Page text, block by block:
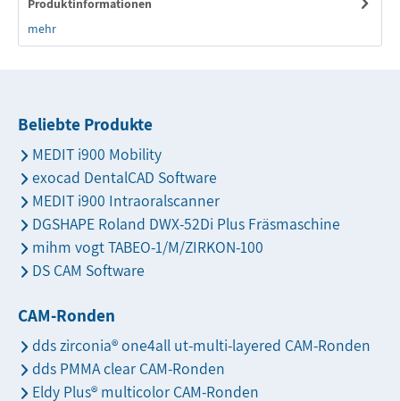
Produktinformationen
mehr
Beliebte Produkte
MEDIT i900 Mobility
exocad DentalCAD Software
MEDIT i900 Intraoralscanner
DGSHAPE Roland DWX-52Di Plus Fräsmaschine
mihm vogt TABEO-1/M/ZIRKON-100
DS CAM Software
CAM-Ronden
dds zirconia® one4all ut-multi-layered CAM-Ronden
dds PMMA clear CAM-Ronden
Eldy Plus® multicolor CAM-Ronden